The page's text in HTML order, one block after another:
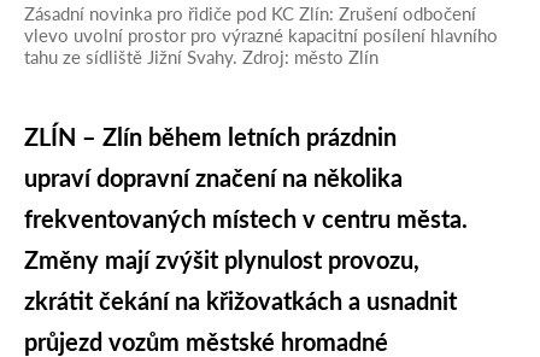
Zásadní novinka pro řidiče pod KC Zlín: Zrušení odbočení
vlevo uvolní prostor pro výrazné kapacitní posílení hlavního
tahu ze sídliště Jižní Svahy. Zdroj: město Zlín
ZLÍN – Zlín během letních prázdnin
upraví dopravní značení na několika
frekventovaných místech v centru města.
Změny mají zvýšit plynulost provozu,
zkrátit čekání na křižovatkách a usnadnit
průjezd vozům městské hromadné